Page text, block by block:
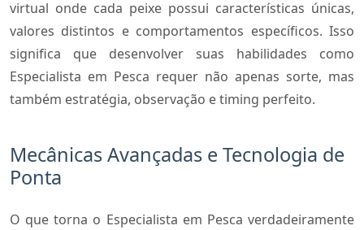
virtual onde cada peixe possui características únicas,
valores distintos e comportamentos específicos. Isso
significa que desenvolver suas habilidades como
Especialista em Pesca requer não apenas sorte, mas
também estratégia, observação e timing perfeito.
Mecânicas Avançadas e Tecnologia de
Ponta
O que torna o Especialista em Pesca verdadeiramente